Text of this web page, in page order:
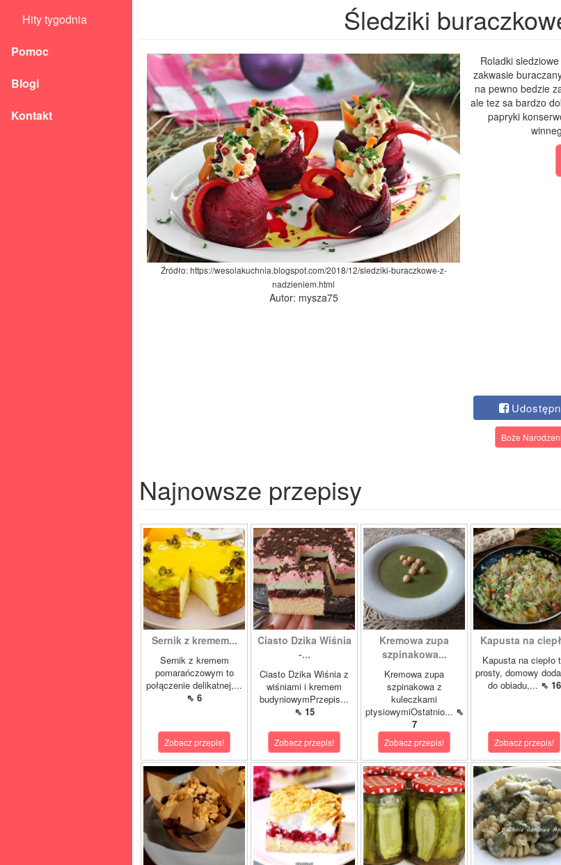
Hity tygodnia
Pomoc
Blogi
Kontakt
Śledziki
Źródło: https://wesolakuchnia.blogspot.com/2018/12/sledziki-buraczkowe-z-
nadzieniem.html
Autor: mysza75
Roladki
zakwasie
na pewno bedzie
ale tez sa bardzo
papryki
Boże
Najnowsze przepisy
Sernik z kremem...
Sernik z kremem
pomarańczowym to
połączenie delikatnej,...
⇖ 6
Zobacz przepis!
Ciasto Dzika Wiśnia
-...
Ciasto Dzika Wiśnia z
wiśniami i kremem
budyniowymPrzepis...
⇖ 15
Zobacz przepis!
Kremowa zupa
szpinakowa...
Kremowa zupa
szpinakowa z
kuleczkami
ptysiowymiOstatnio... ⇖
7
Zobacz przepis!
Kapusta na
Kapusta na ciepło
prosty, domowy
do obiadu,... ⇖ 16
Zobacz przepis!